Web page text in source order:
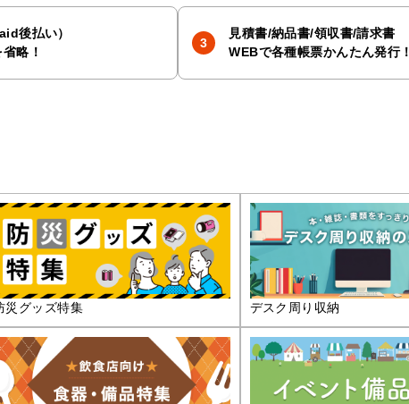
後払い）
略！
見積書/納品書/領収書/請求書
WEBで各種帳票かんたん発行！
災グッズ特集 デスク周り収納